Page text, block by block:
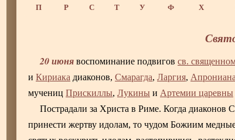
П
Р С Т У Ф Х
20 июня воспоминание подвиговсв.
иКириака диаконов,Смарагда,Ларгия, Апрониана
мученицПрискиллы,Лукины и Артемии царевны
Пострадали за Христа в Риме. Когда диаконов
принести жертву идолам, то чудом Божиим